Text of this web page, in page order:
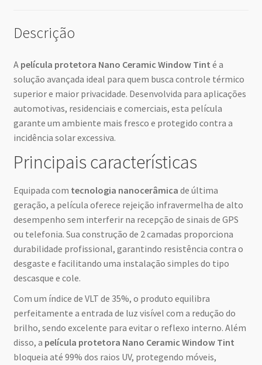
Descrição
A película protetora Nano Ceramic Window Tint é a
solução avançada ideal para quem busca controle térmico
superior e maior privacidade. Desenvolvida para aplicações
automotivas, residenciais e comerciais, esta película
garante um ambiente mais fresco e protegido contra a
incidência solar excessiva.
Principais características
Equipada com tecnologia nanocerâmica de última
geração, a película oferece rejeição infravermelha de alto
desempenho sem interferir na recepção de sinais de GPS
ou telefonia. Sua construção de 2 camadas proporciona
durabilidade profissional, garantindo resistência contra o
desgaste e facilitando uma instalação simples do tipo
descasque e cole.
Com um índice de VLT de 35%, o produto equilibra
perfeitamente a entrada de luz visível com a redução do
brilho, sendo excelente para evitar o reflexo interno. Além
disso, a película protetora Nano Ceramic Window Tint
bloqueia até 99% dos raios UV, protegendo móveis,